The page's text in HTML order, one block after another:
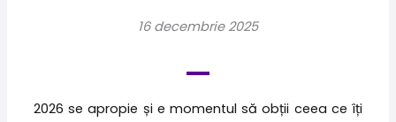
16 decembrie 2025
2026 se apropie și e momentul să obții ceea ce îți